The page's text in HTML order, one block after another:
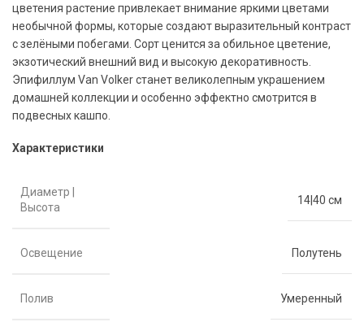
цветения растение привлекает внимание яркими цветами
необычной формы, которые создают выразительный контраст
с зелёными побегами. Сорт ценится за обильное цветение,
экзотический внешний вид и высокую декоративность.
Эпифиллум Van Volker станет великолепным украшением
домашней коллекции и особенно эффектно смотрится в
подвесных кашпо.
Характеристики
Диаметр |
Высота
14|40 см
Освещение Полутень
Полив Умеренный